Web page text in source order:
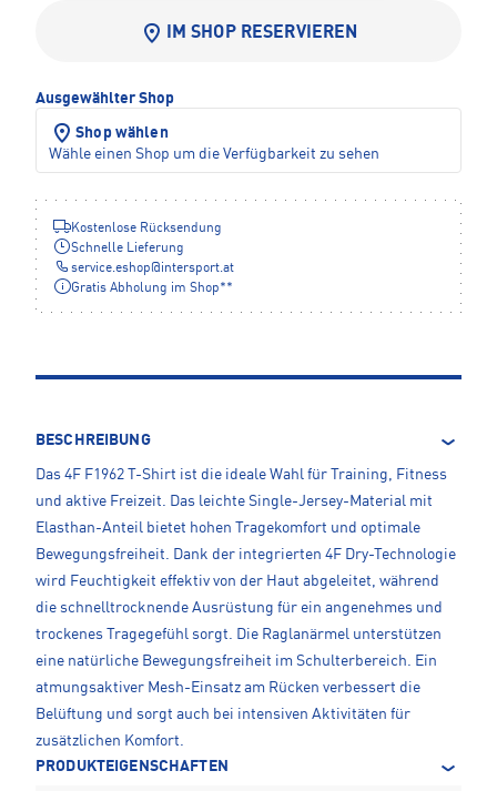
IM SHOP RESERVIEREN
Ausgewählter Shop
Shop wählen
Wähle einen Shop um die Verfügbarkeit zu sehen
Kostenlose Rücksendung
Schnelle Lieferung
service.eshop@intersport.at
Gratis Abholung im Shop**
BESCHREIBUNG
Das 4F F1962 T-Shirt ist die ideale Wahl für Training, Fitness
und aktive Freizeit. Das leichte Single-Jersey-Material mit
Elasthan-Anteil bietet hohen Tragekomfort und optimale
Bewegungsfreiheit. Dank der integrierten 4F Dry-Technologie
wird Feuchtigkeit effektiv von der Haut abgeleitet, während
die schnelltrocknende Ausrüstung für ein angenehmes und
trockenes Tragegefühl sorgt. Die Raglanärmel unterstützen
eine natürliche Bewegungsfreiheit im Schulterbereich. Ein
atmungsaktiver Mesh-Einsatz am Rücken verbessert die
Belüftung und sorgt auch bei intensiven Aktivitäten für
zusätzlichen Komfort.
PRODUKTEIGENSCHAFTEN